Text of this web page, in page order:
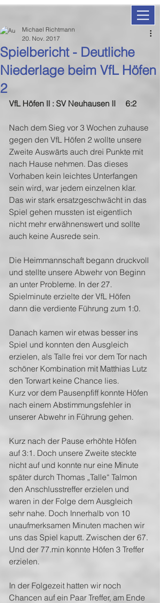
Spielbericht - Deutliche
Niederlage beim VfL Höfen
2
Michael Richtmann
20. Nov. 2017
VfL Höfen II : SV Neuhausen II     6:2
Nach dem Sieg vor 3 Wochen zuhause
gegen den VfL Höfen 2 wollte unsere
Zweite Auswärts auch drei Punkte mit
nach Hause nehmen. Das dieses
Vorhaben kein leichtes Unterfangen
sein wird, war jedem einzelnen klar.
Das wir stark ersatzgeschwächt in das
Spiel gehen mussten ist eigentlich
nicht mehr erwähnenswert und sollte
auch keine Ausrede sein.
Die Heimmannschaft begann druckvoll
und stellte unsere Abwehr von Beginn
an unter Probleme. In der 27.
Spielminute erzielte der VfL Höfen
dann die verdiente Führung zum 1:0.
Danach kamen wir etwas besser ins
Spiel und konnten den Ausgleich
erzielen, als Talle frei vor dem Tor nach
schöner Kombination mit Matthias Lutz
den Torwart keine Chance lies.
Kurz vor dem Pausenpfiff konnte Höfen
nach einem Abstimmungsfehler in
unserer Abwehr in Führung gehen.
Kurz nach der Pause erhöhte Höfen
auf 3:1. Doch unsere Zweite steckte
nicht auf und konnte nur eine Minute
später durch Thomas „Talle“ Talmon
den Anschlusstreffer erzielen und
waren in der Folge dem Ausgleich
sehr nahe. Doch Innerhalb von 10
unaufmerksamen Minuten machen wir
uns das Spiel kaputt. Zwischen der 67.
Und der 77.min konnte Höfen 3 Treffer
erzielen.
In der Folgezeit hatten wir noch
Chancen auf ein Paar Treffer, am Ende